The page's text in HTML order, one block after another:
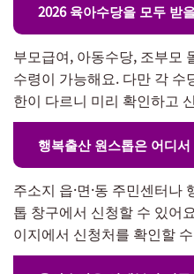
2026 육아수당을 모두 받
부모급여, 아동수당, 조부모
수령이 가능해요. 다만 각 수
한이 다르니 미리 확인하고
행복출산 원스톱은 어디
주소지 읍·면·동 주민센터
톱 창구에서 신청할 수 있어
이지에서 신청처를 확인할